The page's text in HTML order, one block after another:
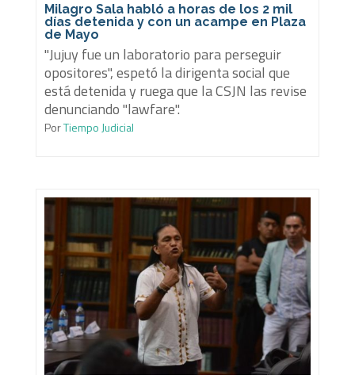
Milagro Sala habló a horas de los 2 mil
días detenida y con un acampe en Plaza
de Mayo
"Jujuy fue un laboratorio para perseguir
opositores", espetó la dirigenta social que
está detenida y ruega que la CSJN las revise
denunciando "lawfare".
PorTiempo Judicial